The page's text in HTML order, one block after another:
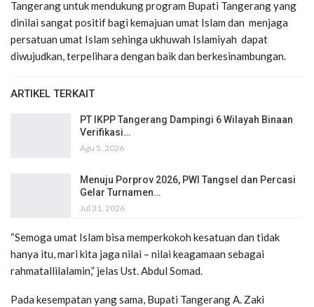
Tangerang untuk mendukung program Bupati Tangerang yang
dinilai sangat positif bagi kemajuan umat Islam dan menjaga
persatuan umat Islam sehinga ukhuwah Islamiyah dapat
diwujudkan, terpelihara dengan baik dan berkesinambungan.
ARTIKEL TERKAIT
PT IKPP Tangerang Dampingi 6 Wilayah Binaan
Verifikasi…
Agu 5, 2026
Menuju Porprov 2026, PWI Tangsel dan Percasi
Gelar Turnamen…
Jul 31, 2026
“Semoga umat Islam bisa memperkokoh kesatuan dan tidak
hanya itu, mari kita jaga nilai – nilai keagamaan sebagai
rahmatallilalamin,” jelas Ust. Abdul Somad.
Pada kesempatan yang sama, Bupati Tangerang A. Zaki